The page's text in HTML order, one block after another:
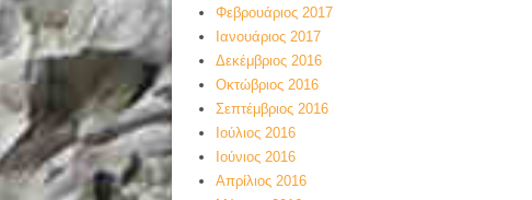
Φεβρουάριος 2017
Ιανουάριος 2017
Δεκέμβριος 2016
Οκτώβριος 2016
Σεπτέμβριος 2016
Ιούλιος 2016
Ιούνιος 2016
Απρίλιος 2016